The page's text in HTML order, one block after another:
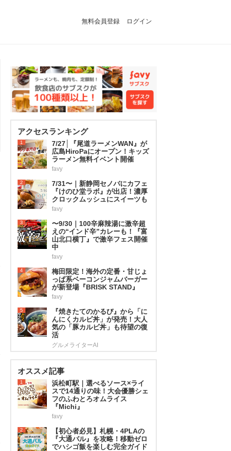
無料会員登録 ログイン
アクセスランキング
1
7/27│『尾道ラーメンWAN』が
広島HiroPaにオープン！キッズ
ラーメン無料イベント開催
favy
2
7/31〜｜新静岡セノバにカフェ
『けのひ堂ラボ』が出店！濃厚
クロックムッシュにスイーツも
favy
3
〜9/30｜100辛麻辣湯に激辛超
えの“インド辛”カレーも！『富
山北口横丁』で激辛フェス開催
中
favy
4
梅田限定！海外の定番・甘じょ
っぱ系ベーコンジャムバーガー
が新登場『BRISK STAND』
favy
5
『焼きたてのかるび』から「に
んにくカルビ丼」が発売！大人
気の「豚カルビ丼」も待望の復
活
グルメライターAI
オススメ記事
1
浜松町駅｜選べるソース×ライ
スで14通りの味！大会優勝シェ
フのふわとろオムライス
『Michi』
favy
2
【初心者必見】札幌・4PLAの
『大通バル』を攻略！移動ゼロ
でハシゴ飯を楽しむ完全ガイド